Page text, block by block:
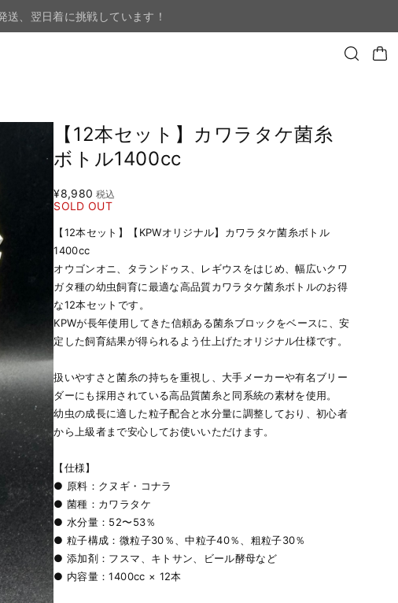
、翌日着に挑戦しています！
【12本セット】カワラタケ菌糸
ボトル1400cc
¥8,980 税込
SOLD OUT
【12本セット】【KPWオリジナル】カワラタケ菌糸ボトル
1400cc
オウゴンオニ、タランドゥス、レギウスをはじめ、幅広いクワ
ガタ種の幼虫飼育に最適な高品質カワラタケ菌糸ボトルのお得
な12本セットです。
KPWが長年使用してきた信頼ある菌糸ブロックをベースに、安
定した飼育結果が得られるよう仕上げたオリジナル仕様です。
扱いやすさと菌糸の持ちを重視し、大手メーカーや有名ブリー
ダーにも採用されている高品質菌糸と同系統の素材を使用。
幼虫の成長に適した粒子配合と水分量に調整しており、初心者
から上級者まで安心してお使いいただけます。
【仕様】
● 原料：クヌギ・コナラ
● 菌種：カワラタケ
● 水分量：52〜53％
● 粒子構成：微粒子30％、中粒子40％、粗粒子30％
● 添加剤：フスマ、キトサン、ビール酵母など
● 内容量：1400cc × 12本